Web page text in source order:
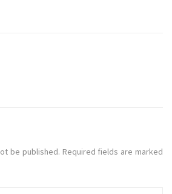
be published. Required fields are marked